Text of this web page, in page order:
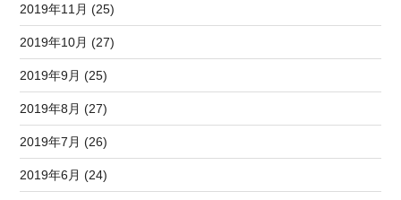
2019年11月 (25)
2019年10月 (27)
2019年9月 (25)
2019年8月 (27)
2019年7月 (26)
2019年6月 (24)